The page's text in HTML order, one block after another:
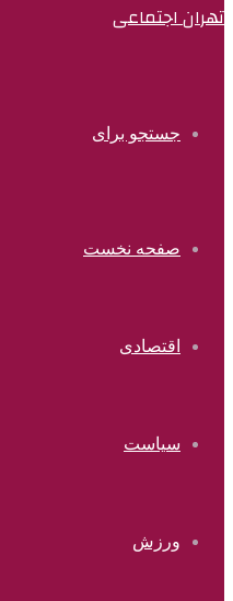
تهران اجتماعی
جستجو برای
صفحه نخست
اقتصادی
سیاست
ورزش